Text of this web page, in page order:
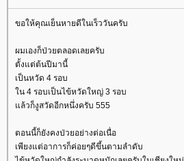
ขอให้คุณเย็นหายดีในเร็ววันครับ
ผมเองก็ป่วยตลอดเลยครับ
ตั้งแต่ต้นปีมานี้
เป็นหวัด 4 รอบ
น 4 รอบเป็นไข้หวัดใหญ่ 3 รอบ
ล้วก็งูสวัดอีกหนึ่งครับ 555
ตอนนี้ก็ยังคงป่วยอย่างต่อเนื่อ
เพียงแต่อาการก็ค่อยๆดีขึ้นตามลำดับ